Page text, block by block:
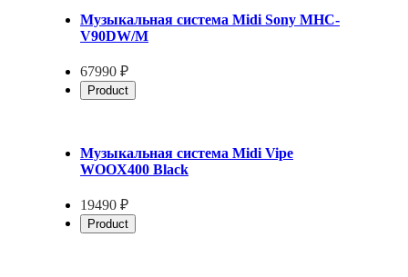
Музыкальная система Midi Sony MHC-
V90DW/M
67990 ₽
Product
Музыкальная система Midi Vipe
WOOX400 Black
19490 ₽
Product